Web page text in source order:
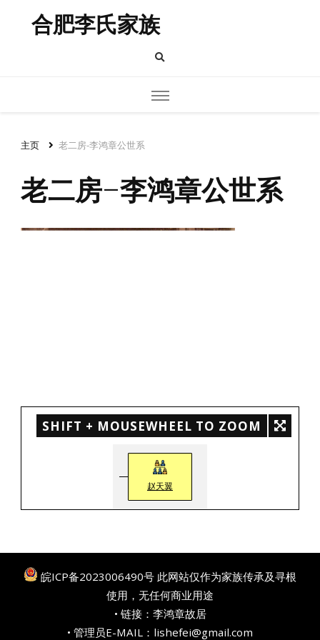
合肥李氏家族
主页 老二房-李鸿章公世系
老二房-李鸿章公世系
SHIFT + MOUSEWHEEL TO ZOOM
赵天翼
皖ICP备2023006490号 此网站仅作为家族传承及寻根
使用，无任何商业用途
• 链接： 李鸿章故居
• 管理员E-MAIL：lishefei@gmail.com